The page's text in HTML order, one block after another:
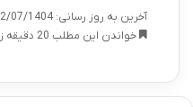
آخرین به روز رسانی: 12/07/1404
خواندن این مطلب 20 دقیقه زمان میبرد